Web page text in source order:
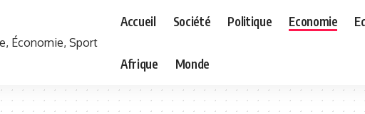
Accueil Société Politique Economie
Afrique Monde